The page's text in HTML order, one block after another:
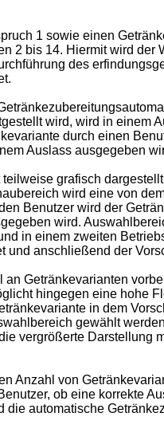
1 sowie einen
2 bis 14. Hiermit wird der
des
wird, wird in einem
durch einen
Auslass ausgegeben
grafisch
wird eine von
Benutzer wird der
wird.
in einem zweiten
anschließend der
Getränkevarianten
hingegen eine hohe
in dem
gewählt
vergrößerte Darstellung
Anzahl von
ob eine korrekte
automatische